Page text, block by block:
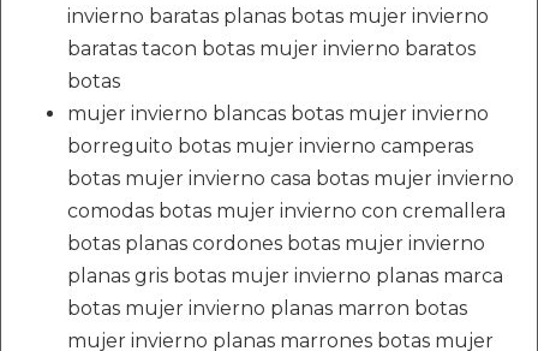
invierno baratas planas botas mujer invierno
baratas tacon botas mujer invierno baratos
botas
mujer invierno blancas botas mujer invierno
borreguito botas mujer invierno camperas
botas mujer invierno casa botas mujer invierno
comodas botas mujer invierno con cremallera
botas planas cordones botas mujer invierno
planas gris botas mujer invierno planas marca
botas mujer invierno planas marron botas
mujer invierno planas marrones botas mujer